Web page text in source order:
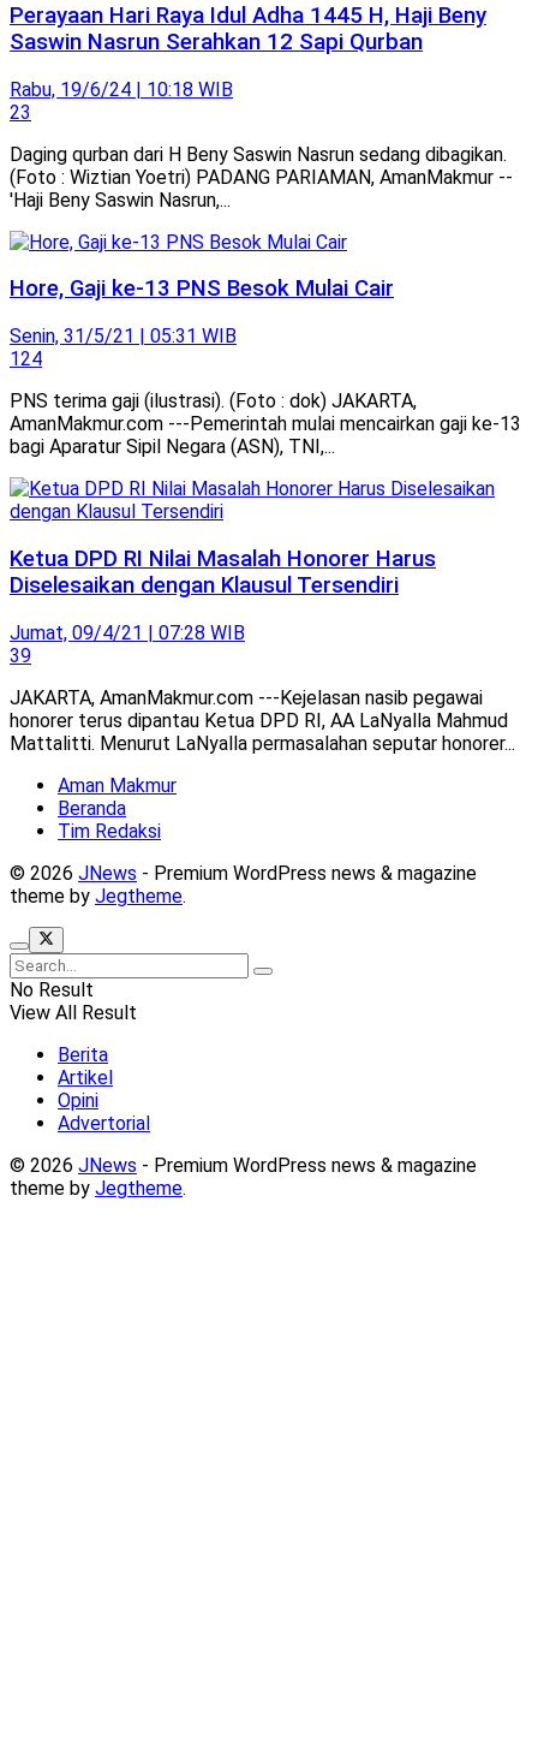
Perayaan Hari Raya Idul Adha 1445 H, Haji Beny
Saswin Nasrun Serahkan 12 Sapi Qurban
Rabu, 19/6/24 | 10:18 WIB
23
Daging qurban dari H Beny Saswin Nasrun sedang dibagikan.
(Foto : Wiztian Yoetri) PADANG PARIAMAN, AmanMakmur --
'Haji Beny Saswin Nasrun,...
Hore, Gaji ke-13 PNS Besok Mulai Cair
Senin, 31/5/21 | 05:31 WIB
124
PNS terima gaji (ilustrasi). (Foto : dok) JAKARTA,
AmanMakmur.com ---Pemerintah mulai mencairkan gaji ke-13
bagi Aparatur Sipil Negara (ASN), TNI,...
Ketua DPD RI Nilai Masalah Honorer Harus
Diselesaikan dengan Klausul Tersendiri
Jumat, 09/4/21 | 07:28 WIB
39
JAKARTA, AmanMakmur.com ---Kejelasan nasib pegawai
honorer terus dipantau Ketua DPD RI, AA LaNyalla Mahmud
Mattalitti. Menurut LaNyalla permasalahan seputar honorer...
Aman Makmur
Beranda
Tim Redaksi
© 2026 JNews - Premium WordPress news & magazine
theme by Jegtheme.
No Result
View All Result
Berita
Artikel
Opini
Advertorial
© 2026 JNews - Premium WordPress news & magazine
theme by Jegtheme.